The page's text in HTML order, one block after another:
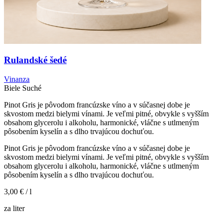
Rulandské šedé
Vinanza
Biele Suché
Pinot Gris je pôvodom francúzske víno a v súčasnej dobe je
skvostom medzi bielymi vínami. Je veľmi pitné, obvykle s vyšším
obsahom glycerolu i alkoholu, harmonické, vláčne s utlmeným
pôsobením kyselín a s dlho trvajúcou dochuťou.
Pinot Gris je pôvodom francúzske víno a v súčasnej dobe je
skvostom medzi bielymi vínami. Je veľmi pitné, obvykle s vyšším
obsahom glycerolu i alkoholu, harmonické, vláčne s utlmeným
pôsobením kyselín a s dlho trvajúcou dochuťou.
3,00 € / l
za liter